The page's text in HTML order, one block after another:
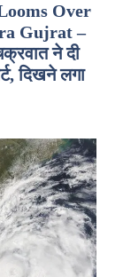
Over
Gujrat –
ने दी
दिखने लगा